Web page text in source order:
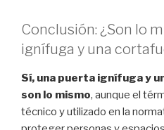
Conclusión: ¿Son lo
ignífuga y una
Sí, una puerta ignífuga y
son lo mismo, aunque el
técnico y utilizado en la